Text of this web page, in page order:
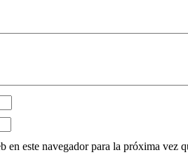
este navegador para la próxima vez